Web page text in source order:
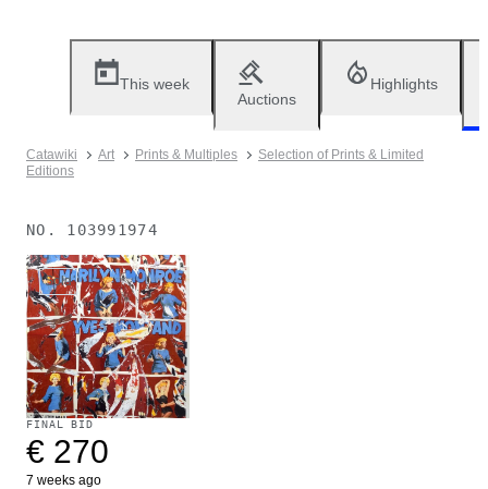
This week
Auctions
Highlights
Catawiki Art Prints & Multiples
Selection of Prints & Limited
Editions
NO. 103991974
Sold
FINAL BID
€ 270
7 weeks ago